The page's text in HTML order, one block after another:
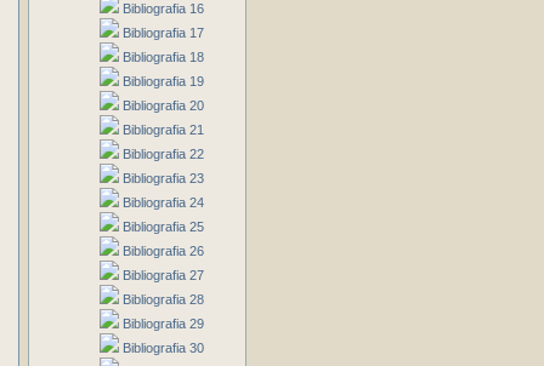
Bibliografia 16
Bibliografia 17
Bibliografia 18
Bibliografia 19
Bibliografia 20
Bibliografia 21
Bibliografia 22
Bibliografia 23
Bibliografia 24
Bibliografia 25
Bibliografia 26
Bibliografia 27
Bibliografia 28
Bibliografia 29
Bibliografia 30